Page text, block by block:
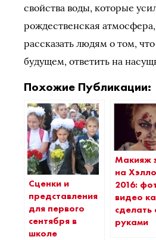
свойства воды, которые
рождественская
рассказать людям о том,
будущем, ответить на
Похожие Публикации:
Сценки и
представления
для первого
сентября в
школе
Макияж
на
2016:
видео
сделать
руками